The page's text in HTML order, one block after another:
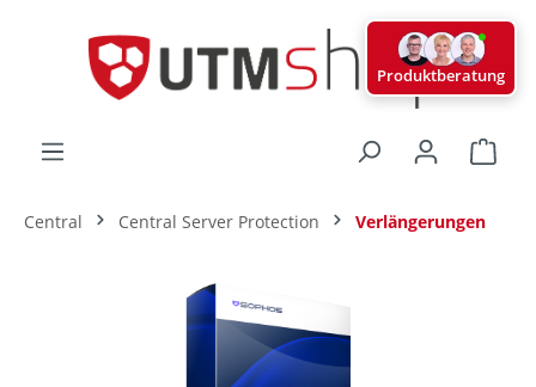
Central Central Server Protection Verlängerungen
Bildergalerie überspringen
Produktberatung